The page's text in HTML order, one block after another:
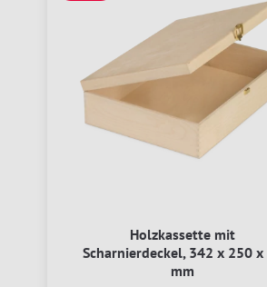
Holzkassette mit
Scharnierdeckel, 342 x 250 x
mm